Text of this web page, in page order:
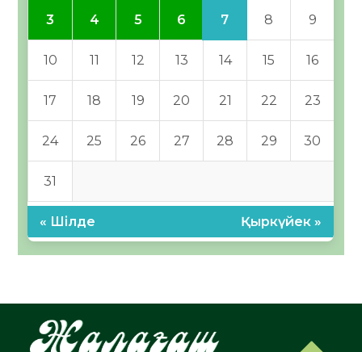
3 4 5 6 7 8 9
10 11 12 13 14 15 16
17 18 19 20 21 22 23
24 25 26 27 28 29 30
31
« Шілде Қыркүйек »